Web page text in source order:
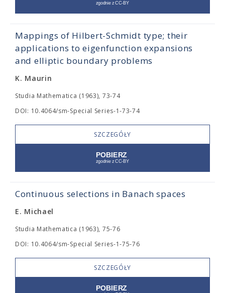
Mappings of Hilbert-Schmidt type; their
applications to eigenfunction expansions
and elliptic boundary problems
K. Maurin
Studia Mathematica (1963), 73-74
DOI: 10.4064/sm-Special Series-1-73-74
SZCZEGÓŁY
Continuous selections in Banach spaces
E. Michael
Studia Mathematica (1963), 75-76
DOI: 10.4064/sm-Special Series-1-75-76
SZCZEGÓŁY